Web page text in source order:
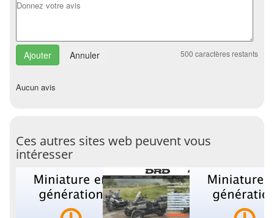
Annuler 500 caractères restants
Aucun avis
Ces autres sites web peuvent vous
intéresser